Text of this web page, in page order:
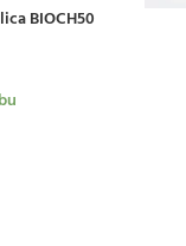
BIOCH50